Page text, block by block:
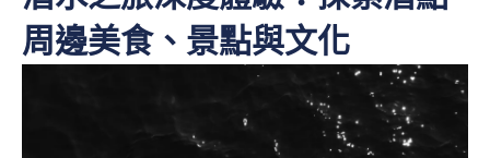
周邊美食、景點與文化